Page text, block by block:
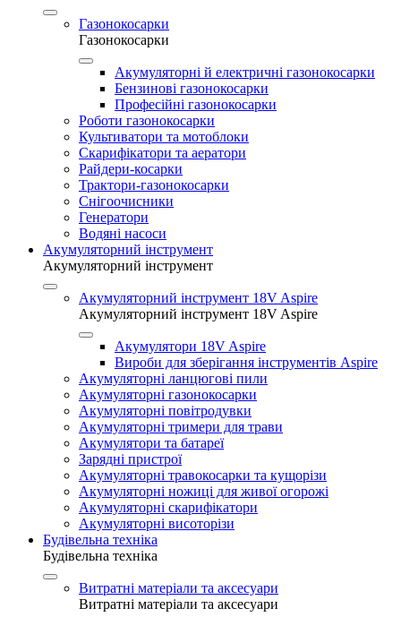
Газонокосарки
Газонокосарки
Акумуляторні й електричні газонокосарки
Бензинові газонокосарки
Професійні газонокосарки
Роботи газонокосарки
Культиватори та мотоблоки
Скарифікатори та аератори
Райдери-косарки
Трактори-газонокосарки
Снігоочисники
Генератори
Водяні насоси
Акумуляторний інструмент
Акумуляторний інструмент
Акумуляторний інструмент 18V Aspire
Акумуляторний інструмент 18V Aspire
Акумулятори 18V Aspire
Вироби для зберігання інструментів Aspire
Акумуляторні ланцюгові пили
Акумуляторні газонокосарки
Акумуляторні повітродувки
Акумуляторні тримери для трави
Акумулятори та батареї
Зарядні пристрої
Акумуляторні травокосарки та кущорізи
Акумуляторні ножиці для живої огорожі
Акумуляторні скарифікатори
Акумуляторні висоторізи
Будівельна техніка
Будівельна техніка
Витратні матеріали та аксесуари
Витратні матеріали та аксесуари